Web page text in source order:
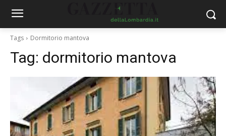
Tags Dormitorio mantova
Tag: dormitorio mantova